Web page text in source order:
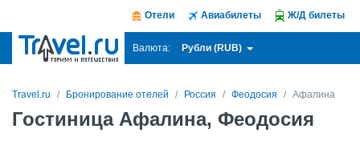
Отели Авиабилеты Ж/Д билеты
Валюта: Рубли (RUB)
Travel.ru Бронирование отелей Россия Феодосия Афалина
Гостиница Афалина, Феодосия